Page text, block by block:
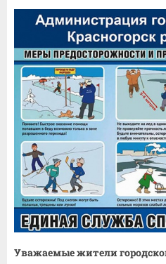
Уважаемые жители